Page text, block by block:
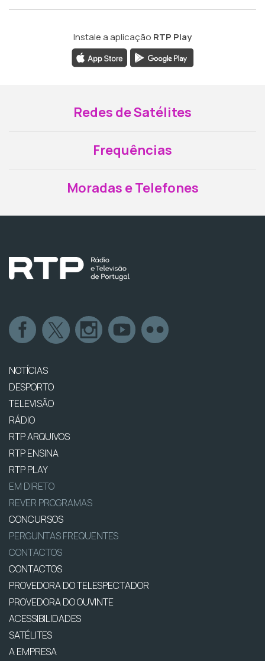
Instale a aplicação RTP Play
Redes de Satélites
Frequências
Moradas e Telefones
NOTÍCIAS
DESPORTO
TELEVISÃO
RÁDIO
RTP ARQUIVOS
RTP ENSINA
RTP PLAY
EM DIRETO
REVER PROGRAMAS
CONCURSOS
PERGUNTAS FREQUENTES
CONTACTOS
CONTACTOS
PROVEDORA DO TELESPECTADOR
PROVEDORA DO OUVINTE
ACESSIBILIDADES
SATÉLITES
A EMPRESA